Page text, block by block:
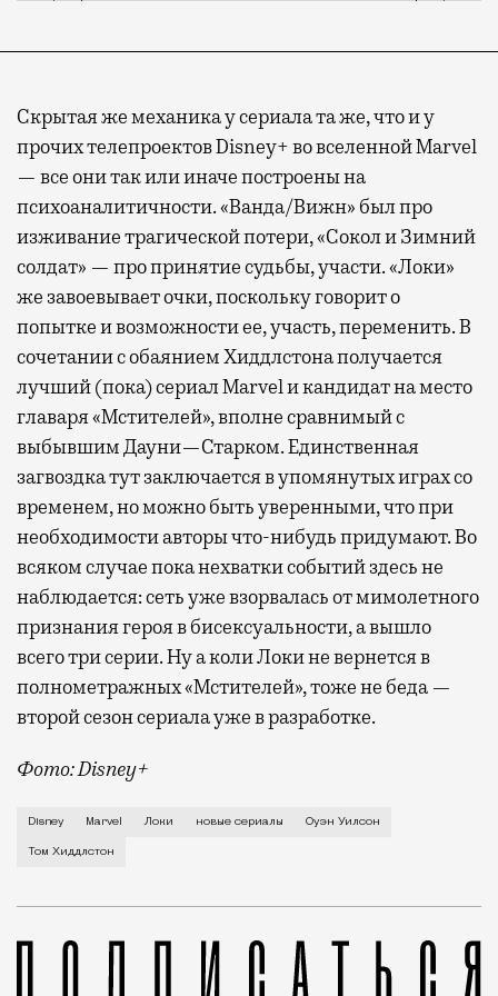
Скрытая же механика у сериала та же, что и у
прочих телепроектов Disney+ во вселенной Marvel
— все они так или иначе построены на
психоаналитичности. «Ванда/Вижн» был про
изживание трагической потери, «Сокол и Зимний
солдат» — про принятие судьбы, участи. «Локи»
же завоевывает очки, поскольку говорит о
попытке и возможности ее, участь, переменить. В
сочетании с обаянием Хиддлстона получается
лучший (пока) сериал Marvel и кандидат на место
главаря «Мстителей», вполне сравнимый с
выбывшим Дауни—Старком. Единственная
загвоздка тут заключается в упомянутых играх со
временем, но можно быть уверенными, что при
необходимости авторы что-нибудь придумают. Во
всяком случае пока нехватки событий здесь не
наблюдается: сеть уже взорвалась от мимолетного
признания героя в бисексуальности, а вышло
всего три серии. Ну а коли Локи не вернется в
полнометражных «Мстителей», тоже не беда —
второй сезон сериала уже в разработке.
Фото: Disney+
В завершивших третий цикл «Мстителях»
Disney Marvel Локи новые сериалы Оуэн Уилсон
Том Хиддлстон